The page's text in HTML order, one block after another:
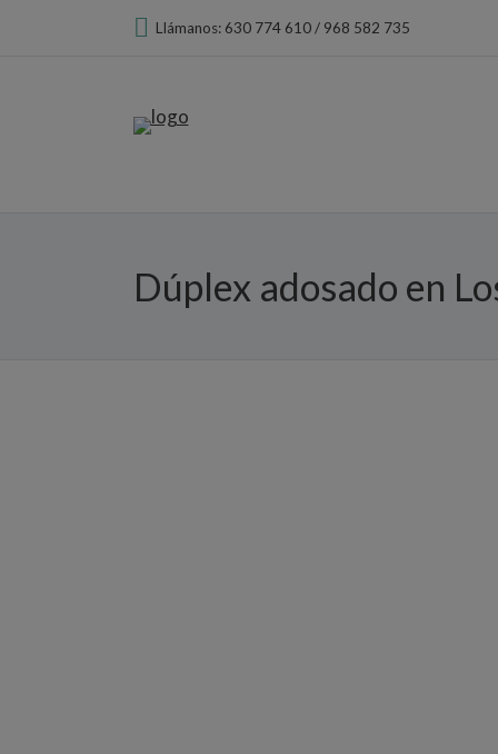
Llámanos: 630 774 610 / 968 582 735
Dúplex adosado en